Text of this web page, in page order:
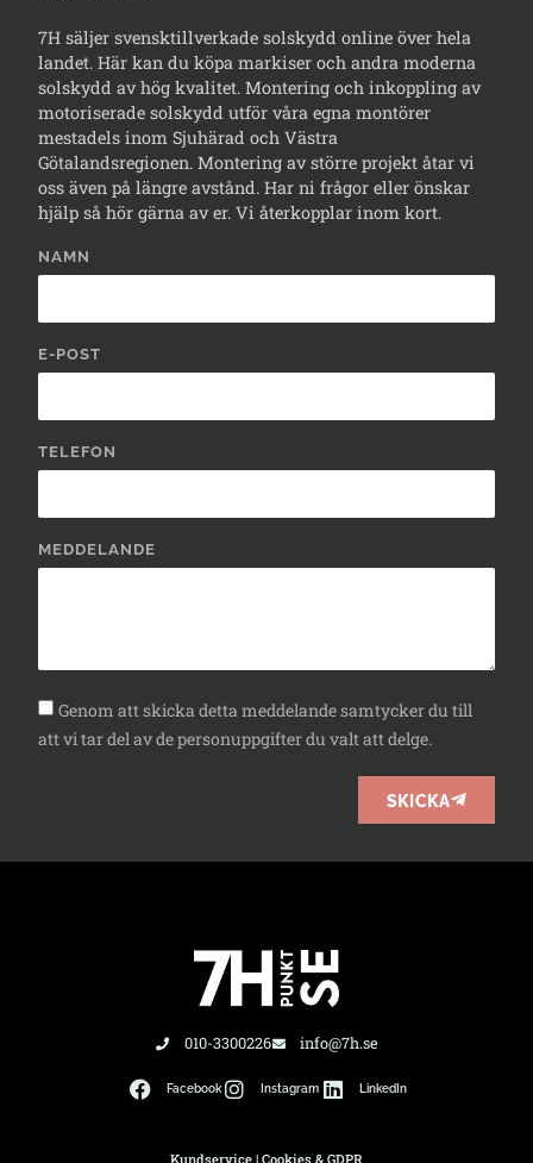
7H säljer svensktillverkade solskydd online över hela
landet. Här kan du köpa markiser och andra moderna
solskydd av hög kvalitet. Montering och inkoppling av
motoriserade solskydd utför våra egna montörer
mestadels inom Sjuhärad och Västra
Götalandsregionen. Montering av större projekt åtar vi
oss även på längre avstånd. Har ni frågor eller önskar
hjälp så hör gärna av er. Vi återkopplar inom kort.
NAMN
E-POST
TELEFON
MEDDELANDE
Genom att skicka detta meddelande samtycker du till
att vi tar del av de personuppgifter du valt att delge.
SKICKA
010-3300226 info@7h.se
Facebook Instagram LinkedIn
Kundservice | Cookies & GDPR